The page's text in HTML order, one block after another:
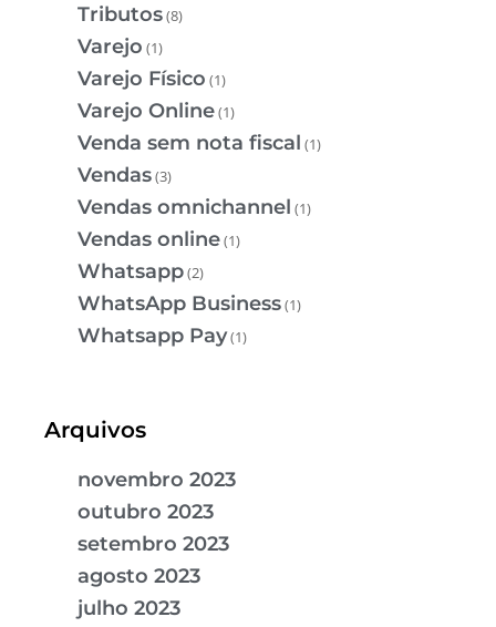
Tributos(8)
Varejo (1)
Varejo Físico (1)
Varejo Online(1)
Venda sem nota fiscal (1)
Vendas(3)
Vendas omnichannel (1)
Vendas online(1)
Whatsapp(2)
WhatsApp Business(1)
Whatsapp Pay(1)
Arquivos
novembro 2023
outubro 2023
setembro 2023
agosto 2023
julho 2023